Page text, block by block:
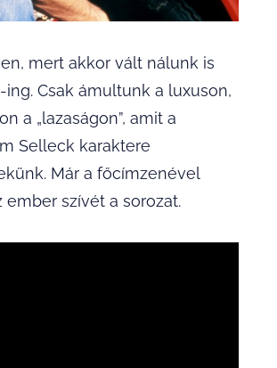
mert akkor vált nálunk is
ing. Csak ámultunk a luxuson,
a „lazaságon”, amit a
Selleck karaktere
Már a főcímzenével
ember szívét a sorozat.